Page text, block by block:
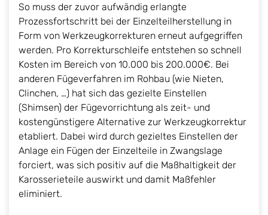
So muss der zuvor aufwändig erlangte
Prozessfortschritt bei der Einzelteilherstellung in
Form von Werkzeugkorrekturen erneut aufgegriffen
werden. Pro Korrekturschleife entstehen so schnell
Kosten im Bereich von 10.000 bis 200.000€. Bei
anderen Fügeverfahren im Rohbau (wie Nieten,
Clinchen, …) hat sich das gezielte Einstellen
(Shimsen) der Fügevorrichtung als zeit- und
kostengünstigere Alternative zur Werkzeugkorrektur
etabliert. Dabei wird durch gezieltes Einstellen der
Anlage ein Fügen der Einzelteile in Zwangslage
forciert, was sich positiv auf die Maßhaltigkeit der
Karosserieteile auswirkt und damit Maßfehler
eliminiert.